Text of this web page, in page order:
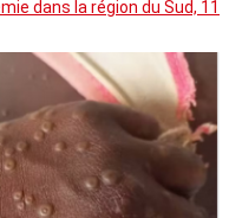
dans la région du Sud, 11